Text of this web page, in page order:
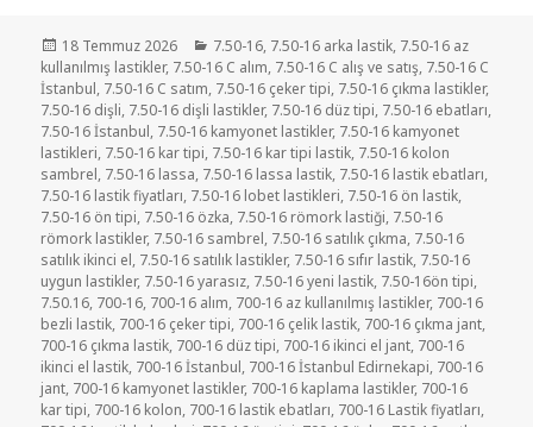
Yayın
tarihi
18 Temmuz 2026 Kategoriler
7.50-16, 7.50-16 arka lastik, 7.50-16 az
kullanılmış lastikler, 7.50-16 C alım, 7.50-16 C alış ve satış, 7.50-16 C
İstanbul, 7.50-16 C satım, 7.50-16 çeker tipi, 7.50-16 çıkma lastikler,
7.50-16 dişli, 7.50-16 dişli lastikler, 7.50-16 düz tipi, 7.50-16 ebatları,
7.50-16 İstanbul, 7.50-16 kamyonet lastikler, 7.50-16 kamyonet
lastikleri, 7.50-16 kar tipi, 7.50-16 kar tipi lastik, 7.50-16 kolon
sambrel, 7.50-16 lassa, 7.50-16 lassa lastik, 7.50-16 lastik ebatları,
7.50-16 lastik fiyatları, 7.50-16 lobet lastikleri, 7.50-16 ön lastik,
7.50-16 ön tipi, 7.50-16 özka, 7.50-16 römork lastiği, 7.50-16
römork lastikler, 7.50-16 sambrel, 7.50-16 satılık çıkma, 7.50-16
satılık ikinci el, 7.50-16 satılık lastikler, 7.50-16 sıfır lastik, 7.50-16
uygun lastikler, 7.50-16 yarasız, 7.50-16 yeni lastik, 7.50-16ön tipi,
7.50.16, 700-16, 700-16 alım, 700-16 az kullanılmış lastikler, 700-16
bezli lastik, 700-16 çeker tipi, 700-16 çelik lastik, 700-16 çıkma jant,
700-16 çıkma lastik, 700-16 düz tipi, 700-16 ikinci el jant, 700-16
ikinci el lastik, 700-16 İstanbul, 700-16 İstanbul Edirnekapi, 700-16
jant, 700-16 kamyonet lastikler, 700-16 kaplama lastikler, 700-16
kar tipi, 700-16 kolon, 700-16 lastik ebatları, 700-16 Lastik fiyatları,